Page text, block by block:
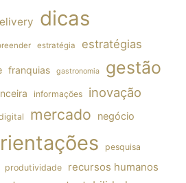
dicas
estratégia estratégias
franquias gastronomia gestão
informações inovação
mercado negócio
pesquisa
produtividade recursos humanos